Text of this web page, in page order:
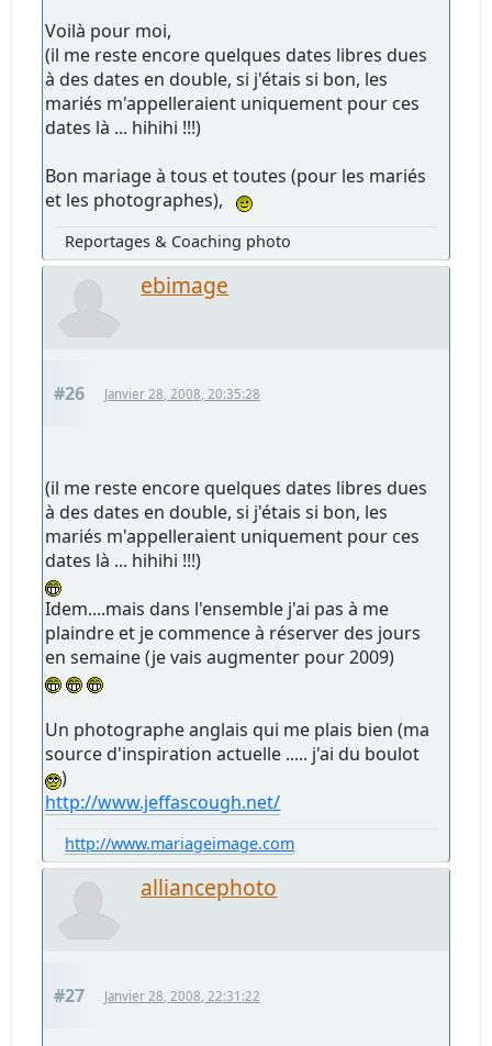
Voilà pour moi,
(il me reste encore quelques dates libres dues
à des dates en double, si j'étais si bon, les
mariés m'appelleraient uniquement pour ces
dates là ... hihihi !!!)
Bon mariage à tous et toutes (pour les mariés
et les photographes),
Reportages & Coaching photo
ebimage
#26 Janvier 28, 2008, 20:35:28
(il me reste encore quelques dates libres dues
à des dates en double, si j'étais si bon, les
mariés m'appelleraient uniquement pour ces
dates là ... hihihi !!!)
Idem....mais dans l'ensemble j'ai pas à me
plaindre et je commence à réserver des jours
en semaine (je vais augmenter pour 2009)
Un photographe anglais qui me plais bien (ma
source d'inspiration actuelle ..... j'ai du boulot
)
http://www.jeffascough.net/
http://www.mariageimage.com
alliancephoto
#27 Janvier 28, 2008, 22:31:22